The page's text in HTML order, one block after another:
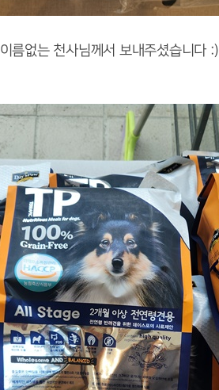
이름없는 천사님께서 보내주셨습니다 :)